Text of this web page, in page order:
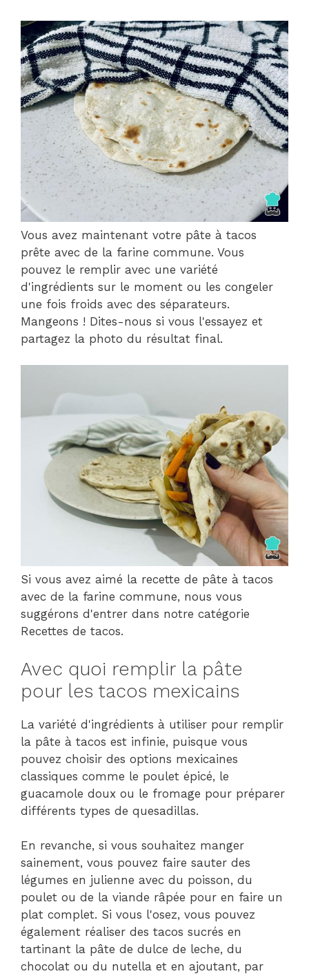
Vous avez maintenant votre pâte à tacos
prête avec de la farine commune. Vous
pouvez le remplir avec une variété
d'ingrédients sur le moment ou les congeler
une fois froids avec des séparateurs.
Mangeons ! Dites-nous si vous l'essayez et
partagez la photo du résultat final.
Si vous avez aimé la recette de pâte à tacos
avec de la farine commune, nous vous
suggérons d'entrer dans notre catégorie
Recettes de tacos.
Avec quoi remplir la pâte
pour les tacos mexicains
La variété d'ingrédients à utiliser pour remplir
la pâte à tacos est infinie, puisque vous
pouvez choisir des options mexicaines
classiques comme le poulet épicé, le
guacamole doux ou le fromage pour préparer
différents types de quesadillas.
En revanche, si vous souhaitez manger
sainement, vous pouvez faire sauter des
légumes en julienne avec du poisson, du
poulet ou de la viande râpée pour en faire un
plat complet. Si vous l'osez, vous pouvez
également réaliser des tacos sucrés en
tartinant la pâte de dulce de leche, du
chocolat ou du nutella et en ajoutant, par